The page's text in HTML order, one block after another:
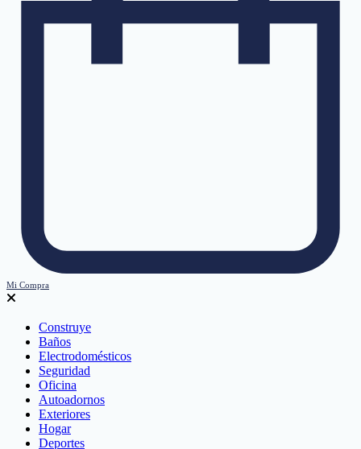
Mi Compra
Construye
Baños
Electrodomésticos
Seguridad
Oficina
Autoadornos
Exteriores
Hogar
Deportes